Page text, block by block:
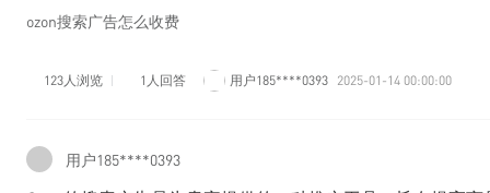
ozon搜索广告怎么收费
123人浏览 1人回答 用户185****0393 2025-01-14 00:00:00
用户185****0393